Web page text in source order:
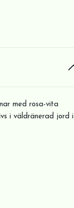
med rosa-vita
i väldränerad jord i